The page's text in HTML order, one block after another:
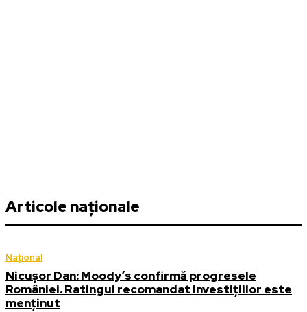
Articole naționale
Național
Nicușor Dan: Moody’s confirmă progresele
României. Ratingul recomandat investițiilor este
menținut